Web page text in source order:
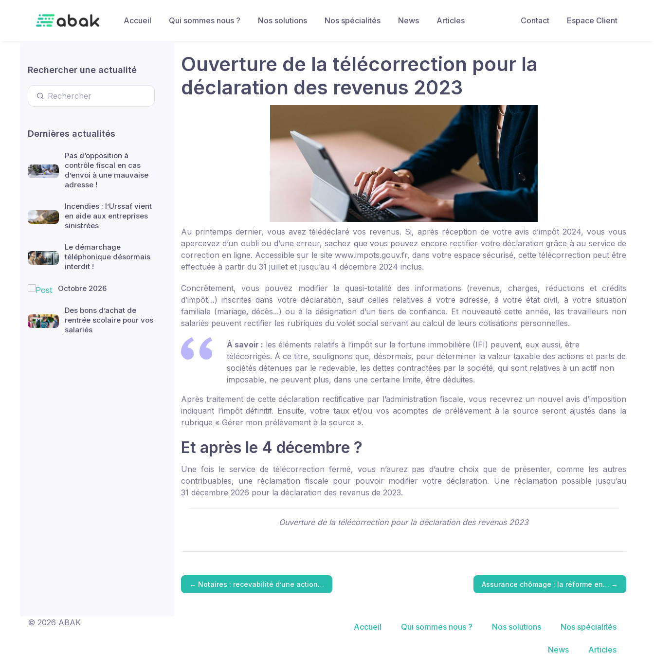
Contact
Espace Client
Accueil Qui sommes nous ? Nos solutions Nos spécialités News Articles
Rechercher une actualité
Dernières actualités
Pas d’opposition à
contrôle fiscal en cas
d’envoi à une mauvaise
adresse !
Incendies : l’Urssaf vient
en aide aux entreprises
sinistrées
Le démarchage
téléphonique désormais
interdit !
Octobre 2026
Des bons d’achat de
rentrée scolaire pour vos
salariés
Ouverture de la télécorrection pour la
déclaration des revenus 2023
Au printemps dernier, vous avez télédéclaré vos revenus. Si, après réception de votre avis d’impôt 2024, vous vous
apercevez d’un oubli ou d’une erreur, sachez que vous pouvez encore rectifier votre déclaration grâce à au service de
correction en ligne. Accessible sur le site www.impots.gouv.fr, dans votre espace sécurisé, cette télécorrection peut être
effectuée à partir du 31 juillet et jusqu’au 4 décembre 2024 inclus.
Concrètement, vous pouvez modifier la quasi-totalité des informations (revenus, charges, réductions et crédits
d’impôt…) inscrites dans votre déclaration, sauf celles relatives à votre adresse, à votre état civil, à votre situation
familiale (mariage, décès...) ou à la désignation d’un tiers de confiance. Et nouveauté cette année, les travailleurs non
salariés peuvent rectifier les rubriques du volet social servant au calcul de leurs cotisations personnelles.
À savoir : les éléments relatifs à l’impôt sur la fortune immobilière (IFI) peuvent, eux aussi, être
télécorrigés. À ce titre, soulignons que, désormais, pour déterminer la valeur taxable des actions et parts de
sociétés détenues par le redevable, les dettes contractées par la société, qui sont relatives à un actif non
imposable, ne peuvent plus, dans une certaine limite, être déduites.
Après traitement de cette déclaration rectificative par l’administration fiscale, vous recevrez un nouvel avis d’imposition
indiquant l’impôt définitif. Ensuite, votre taux et/ou vos acomptes de prélèvement à la source seront ajustés dans la
rubrique « Gérer mon prélèvement à la source ».
Et après le 4 décembre ?
Une fois le service de télécorrection fermé, vous n’aurez pas d’autre choix que de présenter, comme les autres
contribuables, une réclamation fiscale pour pouvoir modifier votre déclaration. Une réclamation possible jusqu’au
31 décembre 2026 pour la déclaration des revenus de 2023.
Ouverture de la télécorrection pour la déclaration des revenus 2023
← Notaires : recevabilité d’une action… Assurance chômage : la réforme en… →
© 2026 ABAK Accueil Qui sommes nous ? Nos solutions Nos spécialités
News Articles